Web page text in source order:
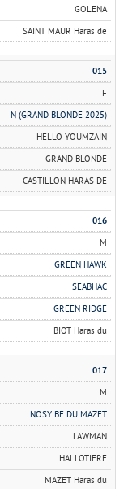
GOLENA
SAINT MAUR Haras de
015
F
N (GRAND BLONDE 2025)
HELLO YOUMZAIN
GRAND BLONDE
CASTILLON HARAS DE
016
M
GREEN HAWK
SEABHAC
GREEN RIDGE
BIOT Haras du
017
M
NOSY BE DU MAZET
LAWMAN
HALLOTIERE
MAZET Haras du